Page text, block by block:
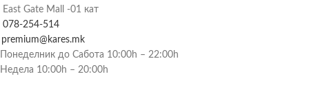
East Gate Mall -01 кат
078-254-514
premium@kares.mk
Понеделник до Сабота 10:00h – 22:00h
Недела 10:00h – 20:00h